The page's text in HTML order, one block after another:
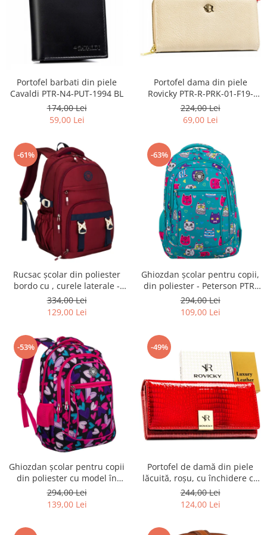
Portofel barbati din piele
Cavaldi PTR-N4-PUT-1994 BL
174,00 Lei
59,00 Lei
Portofel dama din piele
Rovicky PTR-R-PRK-01-F19-
2757 BE
224,00 Lei
69,00 Lei
-61%
Rucsac școlar din poliester
bordo cu , curele laterale -
Peterson PTR-PTN 8594-1402
BORDO
334,00 Lei
129,00 Lei
-63%
Ghiozdan școlar pentru copii,
din poliester - Peterson PTR-
PTN BIEDRONKA G28
294,00 Lei
109,00 Lei
-53%
Ghiozdan școlar pentru copii
din poliester cu model în
formă de inimă - Peterson
PTR-PTN BIEDRONKA G54
294,00 Lei
139,00 Lei
-49%
Portofel de damă din piele
lăcuită, roșu, cu închidere cu
capsă - Rovicky PTR-RH-22-1-
RS RED
244,00 Lei
124,00 Lei